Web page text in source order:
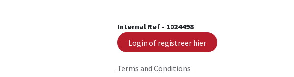
Internal Ref - 1024498
Login of registreer hier
Terms and Conditions